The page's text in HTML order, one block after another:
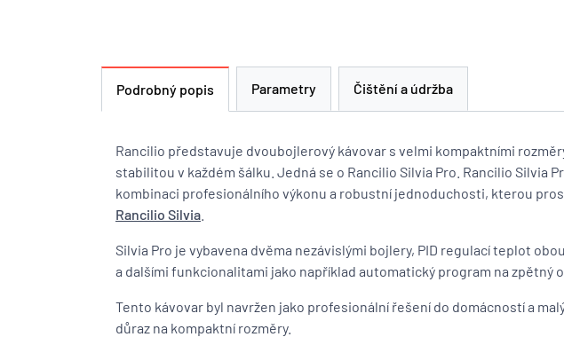
Podrobný popis Parametry Čištění a údržba
Rancilio představuje dvoubojlerový kávovar s velmi kompaktními
stabilitou v každém šálku. Jedná se o Rancilio Silvia Pro. Rancilio Silvia
kombinaci profesionálního výkonu a robustní jednoduchosti, kterou
Rancilio Silvia
Silvia Pro je vybavena dvěma nezávislými bojlery, PID regulací teplot
a dalšími funkcionalitami jako například automatický program na zpětný
Tento kávovar byl navržen jako profesionální řešení do domácností a
důraz na kompaktní rozměry.